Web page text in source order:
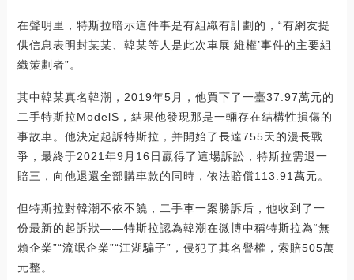
在聲明里，特斯拉暗示這件事是有組織有計劃的，“有網友提
供信息表明封某某、韓某等人是此次車展‘維權’事件的主要組
織策劃者”。
其中韓某真名韓潮，2019年5月，他買下了一臺37.97萬元的
二手特斯拉ModelS，結果他發現那是一輛存在結構性損傷的
事故車。他決定起訴特斯拉，并開始了長達755天的漫長戰
爭，最終于2021年9月16日贏得了這場訴訟，特斯拉需退一
賠三，向他退還全部購車款的同時，依法賠償113.91萬元。
但特斯拉對韓潮不依不饒，二手車一案勝訴后，他收到了一
份最新的起訴狀——特斯拉認為韓潮在微博中稱特斯拉為“無
賴企業”“流氓企業”“江湖騙子”，侵犯了其名譽權，索賠505萬
元整。